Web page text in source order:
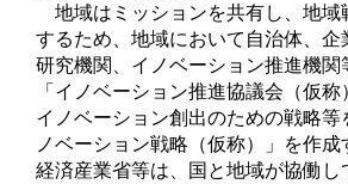
地域はミッションを共有し、地域
するため、地域において自治体、企
研究機関、イノベーション推進機関
「イノベーション推進協議会（仮
イノベーション創出のための戦略等
ノベーション戦略（仮称）」を作成
経済産業省等は、国と地域が協働し